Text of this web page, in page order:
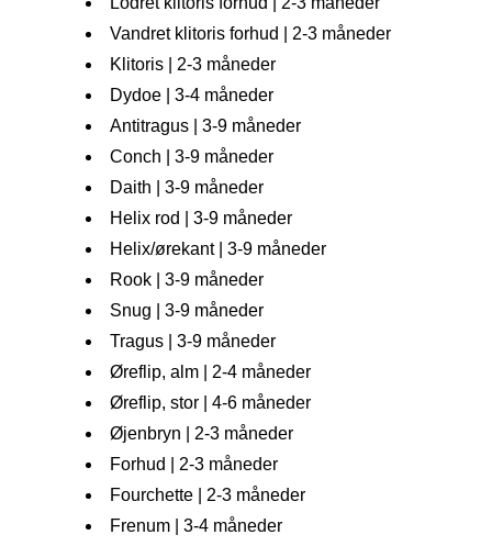
Vandret klitoris forhud | 2-3 måneder
Klitoris | 2-3 måneder
Dydoe | 3-4 måneder
Antitragus | 3-9 måneder
Conch | 3-9 måneder
Daith | 3-9 måneder
Helix rod | 3-9 måneder
Helix/ørekant | 3-9 måneder
Rook | 3-9 måneder
Snug | 3-9 måneder
Tragus | 3-9 måneder
Øreflip, alm | 2-4 måneder
Øreflip, stor | 4-6 måneder
Øjenbryn | 2-3 måneder
Forhud | 2-3 måneder
Fourchette | 2-3 måneder
Frenum | 3-4 måneder